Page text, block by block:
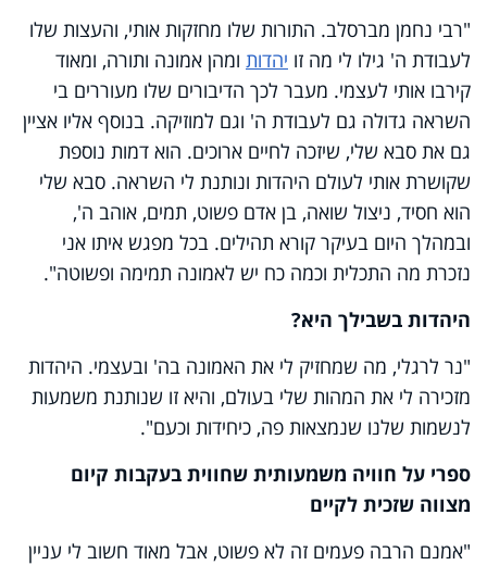
"רבי נחמן מברסלב. התורות שלו מחזקות אותי, והעצות שלו
לעבודת ה' גילו לי מה זו יהדות ומהן אמונה ותורה, ומאוד
קירבו אותי לעצמי. מעבר לכך הדיבורים שלו מעוררים בי
השראה גדולה גם לעבודת ה' וגם למוזיקה. בנוסף אליו אציין
גם את סבא שלי, שיזכה לחיים ארוכים. הוא דמות נוספת
שקושרת אותי לעולם היהדות ונותנת לי השראה. סבא שלי
הוא חסיד, ניצול שואה, בן אדם פשוט, תמים, אוהב ה',
ובמהלך היום בעיקר קורא תהילים. בכל מפגש איתו אני
נזכרת מה התכלית וכמה כח יש לאמונה תמימה ופשוטה".
היהדות בשבילך היא?
"נר לרגלי, מה שמחזיק לי את האמונה בה' ובעצמי. היהדות
מזכירה לי את המהות שלי בעולם, והיא זו שנותנת משמעות
לנשמות שלנו שנמצאות פה, כיחידות וכעם".
ספרי על חוויה משמעותית שחווית בעקבות קיום
מצווה שזכית לקיים
"אמנם הרבה פעמים זה לא פשוט, אבל מאוד חשוב לי עניין